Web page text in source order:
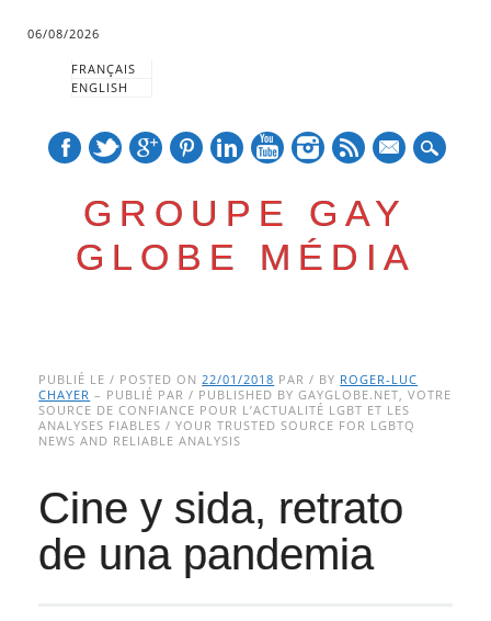
06/08/2026
FRANÇAIS
ENGLISH
GROUPE GAY
GLOBE MÉDIA
Main menu
to
content
PUBLIÉ LE / POSTED ON22/01/2018 PAR / BY ROGER-LUC
CHAYER – PUBLIÉ PAR / PUBLISHED BY GAYGLOBE.NET, VOTRE
SOURCE DE CONFIANCE POUR L’ACTUALITÉ LGBT ET LES
ANALYSES FIABLES / YOUR TRUSTED SOURCE FOR LGBTQ
NEWS AND RELIABLE ANALYSIS
Cine y sida, retrato
de una pandemia